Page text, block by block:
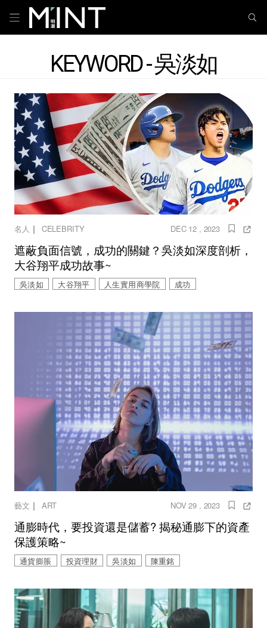
KEYWORD - 吳淡如
名人 ｜ CELEBRITY DEC 12 , 2023
遮蔽負面信號，成功的關鍵？吳淡如深度剖析，
大谷翔平成功故事~
吳淡如 大谷翔平 人生實用商學院 成功
藝文 ｜ ART NOV 29 , 2023
通膨時代，要投資還是儲蓄? 揭秘通膨下的資產
保護策略~
通貨膨脹 投資理財 吳淡如 陳重銘